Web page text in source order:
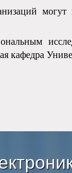
могут
кафедра